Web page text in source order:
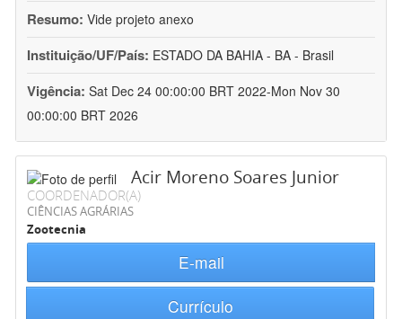
Resumo: Vide projeto anexo
Instituição/UF/País: ESTADO DA BAHIA - BA - Brasil
Vigência: Sat Dec 24 00:00:00 BRT 2022-Mon Nov 30
00:00:00 BRT 2026
Acir Moreno Soares Junior
COORDENADOR(A)
CIÊNCIAS AGRÁRIAS
Zootecnia
E-mail
Currículo